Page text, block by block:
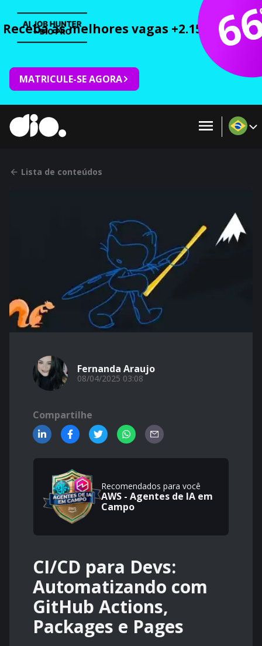
Receba as melhores vagas +2.150 cursos
MATRICULE-SE AGORA
Lista de conteúdos
Fernanda Araujo
08/04/2025 03:08
Compartilhe
Recomendados para você
AWS - Agentes de IA em
Campo
CI/CD para Devs:
Automatizando com
GitHub Actions,
Packages e Pages